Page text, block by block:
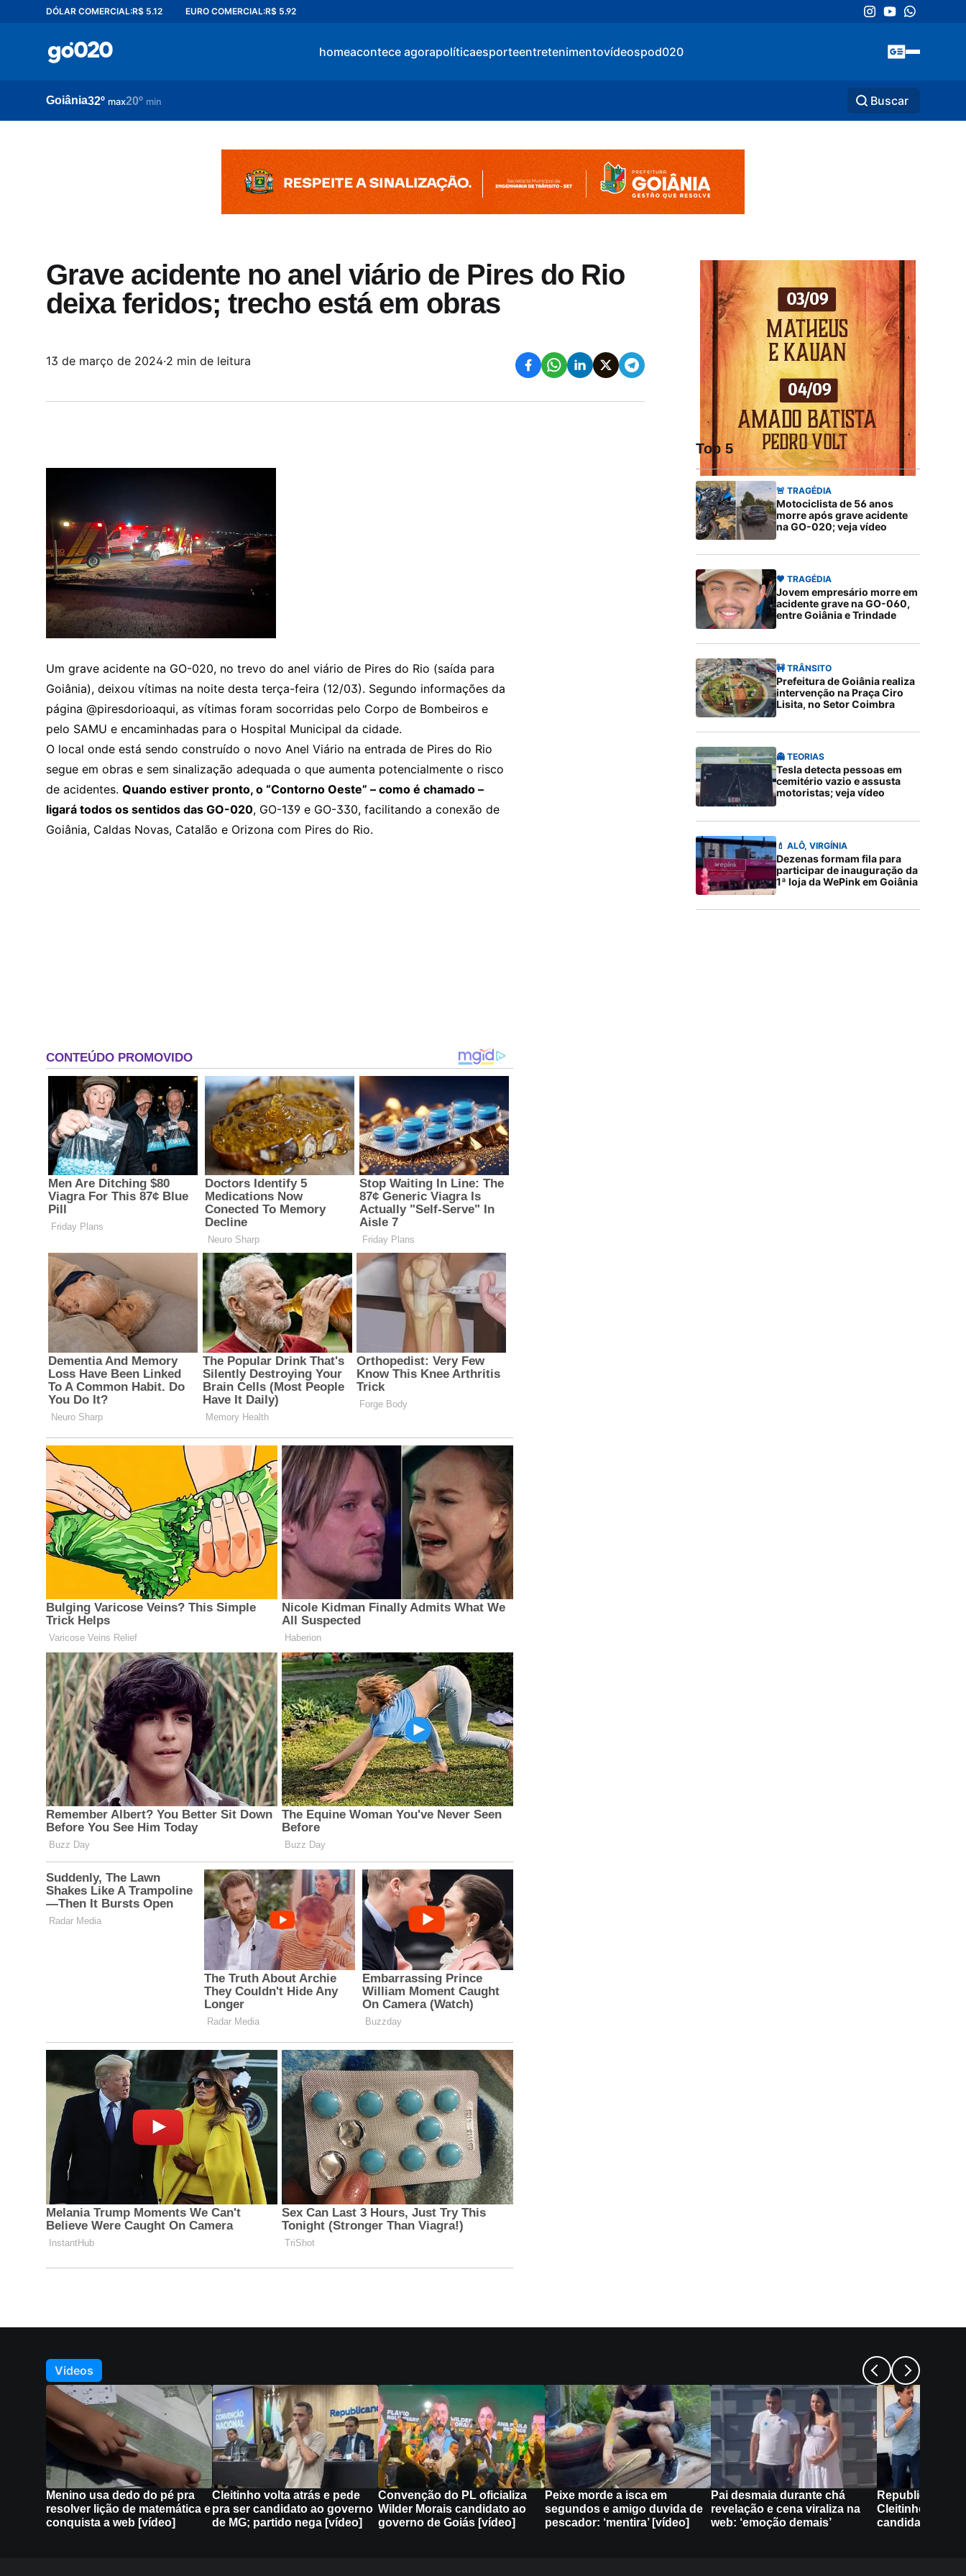
DÓLAR COMERCIAL:R$ 5.12 EURO COMERCIAL:R$ 5.92
homeacontece agorapolíticaesporteentretenimentovídeospod020
Goiânia32º max20º min Buscar
Grave acidente no anel viário de Pires do Rio
deixa feridos; trecho está em obras
13 de março de 2024·2 min de leitura
Um grave acidente na GO-020, no trevo do anel viário de Pires do Rio (saída para
Goiânia), deixou vítimas na noite desta terça-feira (12/03). Segundo informações da
página @piresdorioaqui, as vítimas foram socorridas pelo Corpo de Bombeiros e
pelo SAMU e encaminhadas para o Hospital Municipal da cidade.
O local onde está sendo construído o novo Anel Viário na entrada de Pires do Rio
segue em obras e sem sinalização adequada o que aumenta potencialmente o risco
de acidentes. Quando estiver pronto, o “Contorno Oeste” – como é chamado –
ligará todos os sentidos das GO-020, GO-139 e GO-330, facilitando a conexão de
Goiânia, Caldas Novas, Catalão e Orizona com Pires do Rio.
Top 5
🚨 TRAGÉDIA
Motociclista de 56 anos
morre após grave acidente
na GO-020; veja vídeo
🖤 TRAGÉDIA
Jovem empresário morre em
acidente grave na GO-060,
entre Goiânia e Trindade
🚧 TRÂNSITO
Prefeitura de Goiânia realiza
intervenção na Praça Ciro
Lisita, no Setor Coimbra
👻 TEORIAS
Tesla detecta pessoas em
cemitério vazio e assusta
motoristas; veja vídeo
💄 ALÔ, VIRGÍNIA
Dezenas formam fila para
participar de inauguração da
1ª loja da WePink em Goiânia
Videos
Menino usa dedo do pé pra
resolver lição de matemática e
conquista a web [vídeo]
Cleitinho volta atrás e pede
pra ser candidato ao governo
de MG; partido nega [vídeo]
Convenção do PL oficializa
Wilder Morais candidato ao
governo de Goiás [vídeo]
Peixe morde a isca em
segundos e amigo duvida de
pescador: ‘mentira’ [vídeo]
Pai desmaia durante chá
revelação e cena viraliza na
web: ‘emoção demais’
Republicanos
Cleitinho não
candidatura ao
acontece agora
esporte